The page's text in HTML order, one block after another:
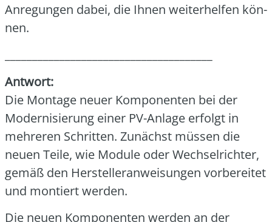
Anre­gun­gen dabei, die Ihnen wei­ter­hel­fen kön­
nen.
Ant­wort:
Die Mon­ta­ge neu­er Kom­po­nen­ten bei der
Moder­ni­sie­rung einer PV-Anla­ge erfolgt in
meh­re­ren Schrit­ten. Zunächst müs­sen die
neu­en Tei­le, wie Modu­le oder Wech­sel­rich­ter,
gemäß den Her­stel­ler­an­wei­sun­gen vor­be­rei­tet
und mon­tiert wer­den.
Die neu­en Kom­po­nen­ten wer­den an der